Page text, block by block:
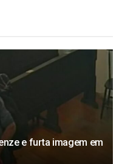
e furta imagem em